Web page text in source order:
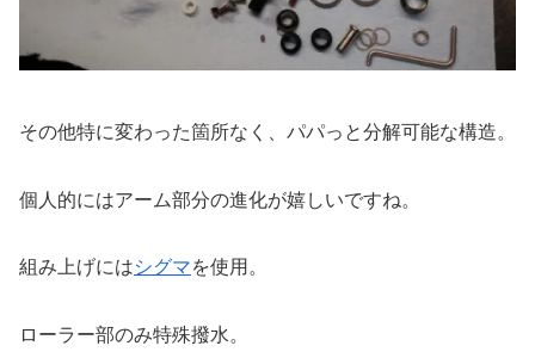
その他特に変わった箇所なく、パパっと分解可能な構造。
個人的にはアーム部分の進化が嬉しいですね。
組み上げにはシグマを使用。
ローラー部のみ特殊撥水。